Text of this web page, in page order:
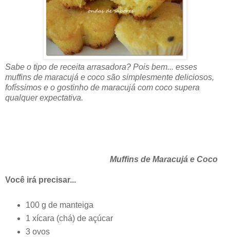
Sabe o tipo de receita arrasadora? Pois bem... esses
muffins de maracujá e coco são simplesmente deliciosos,
fofíssimos e o gostinho de maracujá com coco supera
qualquer expectativa.
Muffins de Maracujá e Coco
Você irá precisar...
100 g de manteiga
1 xícara (chá) de açúcar
3 ovos